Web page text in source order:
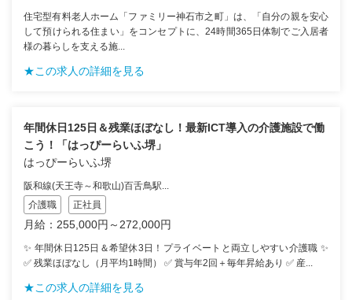
住宅型有料老人ホーム「ファミリー神石市之町」は、「自分の親を安心
して預けられる住まい」をコンセプトに、24時間365日体制でご入居者
様の暮らしを支える施...
★この求人の詳細を見る
年間休日125日＆残業ほぼなし！最新ICT導入の介護施設で働
こう！「はっぴーらいふ堺」
はっぴーらいふ堺
阪和線(天王寺～和歌山)百舌鳥駅...
介護職
正社員
月給：255,000円～272,000円
✨ 年間休日125日＆希望休3日！プライベートと両立しやすい介護職 ✨
✅ 残業ほぼなし（月平均1時間） ✅ 賞与年2回＋毎年昇給あり ✅ 産...
★この求人の詳細を見る